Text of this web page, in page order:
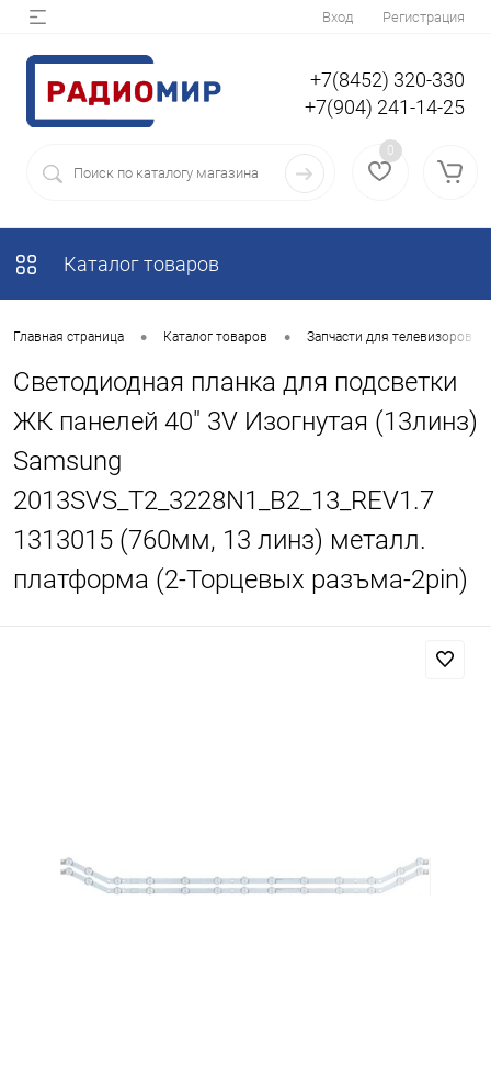
Вход Регистрация
+7(8452) 320-330
+7(904) 241-14-25
0
Каталог товаров
Главная страница • Каталог товаров • Запчасти для телевизоров
Светодиодная планка для подсветки
ЖК панелей 40" 3V Изогнутая (13линз)
Samsung
2013SVS_T2_3228N1_B2_13_REV1.7
1313015 (760мм, 13 линз) металл.
платформа (2-Торцевых разъма-2pin)